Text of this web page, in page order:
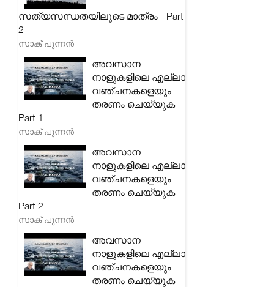
സത്യസന്ധതയിലൂടെ മാത്രം - Part
2
സാക് പുന്നൻ
അവസാന
നാളുകളിലെ എല്ലാ
വഞ്ചനകളെയും
തരണം ചെയ്യുക -
Part 1
സാക് പുന്നൻ
അവസാന
നാളുകളിലെ എല്ലാ
വഞ്ചനകളെയും
തരണം ചെയ്യുക -
Part 2
സാക് പുന്നൻ
അവസാന
നാളുകളിലെ എല്ലാ
വഞ്ചനകളെയും
തരണം ചെയ്യുക -